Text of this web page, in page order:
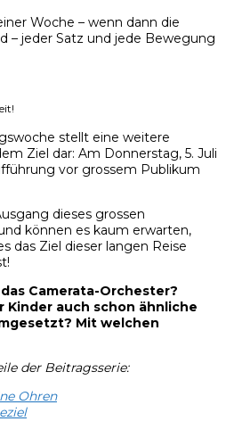
Woche – wenn dann die
– jeder Satz und jede Bewegung
stellt eine weitere
Ziel dar: Am Donnerstag, 5. Juli
vor grossem Publikum
dieses grossen
können es kaum erwarten,
das Ziel dieser langen Reise
Camerata-Orchester?
Kinder auch schon ähnliche
Mit welchen
der Beitragsserie:
Ohren